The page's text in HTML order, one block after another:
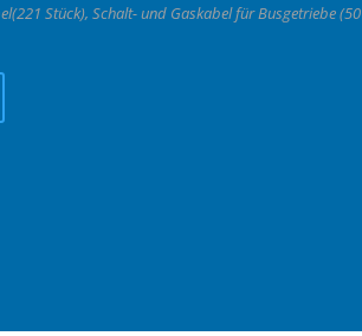
Stück),Schalt- und Gaskabel für Busgetriebe (50